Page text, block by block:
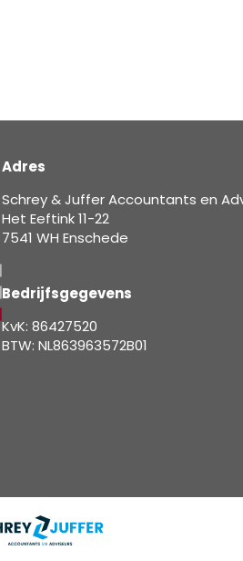
Adres
Schrey & Juffer Accountants en
Het Eeftink 11-22
7541 WH Enschede
Bedrijfsgegevens
KvK: 86427520
BTW: NL863963572B01